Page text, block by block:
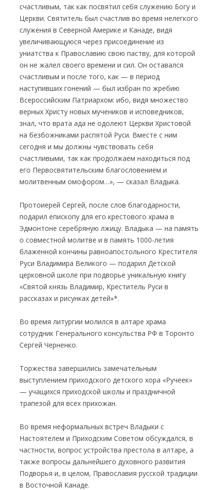
счастливым, так как посвятил себя служению Богу и
Церкви. Святитель был счастлив во время нелегкого
служения в Северной Америке и Канаде, видя
увеличивающуюся через присоединение из
униатства к Православию свою паству, для которой
он не жалел своего времени и сил. Он оставался
счастливым и после того, как — в период
наступивших гонений — был избран по жребию
Всероссийским Патриархом: ибо, видя множество
верных Христу новых мучеников и исповедников,
знал, что врата ада не одолеют Церкви Христовой
на безбожниками распятой Руси. Вместе с ним
сегодня и мы должны чувствовать себя
счастливыми, так как продолжаем находиться под
его Первосвятительским благословением и
молитвенным омофором…», — сказал Владыка.
Протоиерей Сергей, после слов благодарности,
подарил епископу для его крестового храма в
Эдмонтоне серебряную лжицу. Владыка — на память
о совместной молитве и в память 1000-летия
блаженной кончины равноапостольного Крестителя
Руси Владимира Великого — подарил Детской
церковной школе при подворье уникальную книгу
«Святой князь Владимир, Креститель Руси в
рассказах и рисунках детей»*.
Во время литургии молился в алтаре храма
сотрудник Генерального консульства РФ в Торонто
Сергей Черненко.
Торжества завершились замечательным
выступлением приходского детского хора «Ручеек»
— учащихся приходской школы и праздничной
трапезой для всех прихожан.
Во время неформальных встреч Владыки с
Настоятелем и Приходским Советом обсуждался, в
частности, вопрос устройства престола в алтаре, а
также вопросы дальнейшего духовного развития
Подворья и, в целом, Православия русской традиции
в Восточной Канаде.